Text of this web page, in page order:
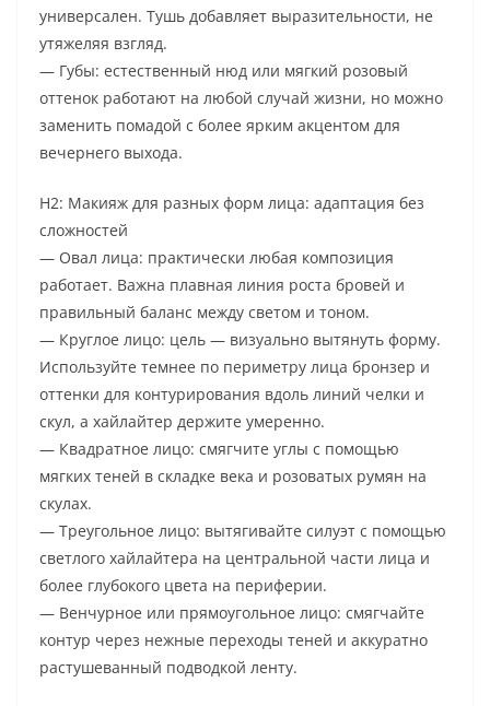
универсален. Тушь добавляет выразительности, не
утяжеляя взгляд.
— Губы: естественный нюд или мягкий розовый
оттенок работают на любой случай жизни, но можно
заменить помадой с более ярким акцентом для
вечернего выхода.
H2: Макияж для разных форм лица: адаптация без
сложностей
— Овал лица: практически любая композиция
работает. Важна плавная линия роста бровей и
правильный баланс между светом и тоном.
— Круглое лицо: цель — визуально вытянуть форму.
Используйте темнее по периметру лица бронзер и
оттенки для контурирования вдоль линий челки и
скул, а хайлайтер держите умеренно.
— Квадратное лицо: смягчите углы с помощью
мягких теней в складке века и розоватых румян на
скулах.
— Треугольное лицо: вытягивайте силуэт с помощью
светлого хайлайтера на центральной части лица и
более глубокого цвета на периферии.
— Венчурное или прямоугольное лицо: смягчайте
контур через нежные переходы теней и аккуратно
растушеванный подводкой ленту.